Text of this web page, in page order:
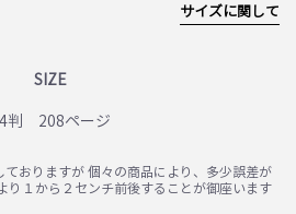
SIZE
判 208ページ
サイズに関して
おりますが 個々の商品により、多少誤差が
り１から２センチ前後することが御座います